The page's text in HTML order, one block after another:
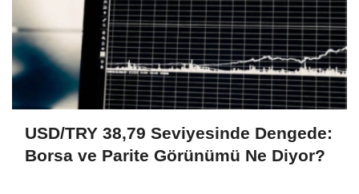
USD/TRY 38,79 Seviyesinde Dengede:
Borsa ve Parite Görünümü Ne Diyor?